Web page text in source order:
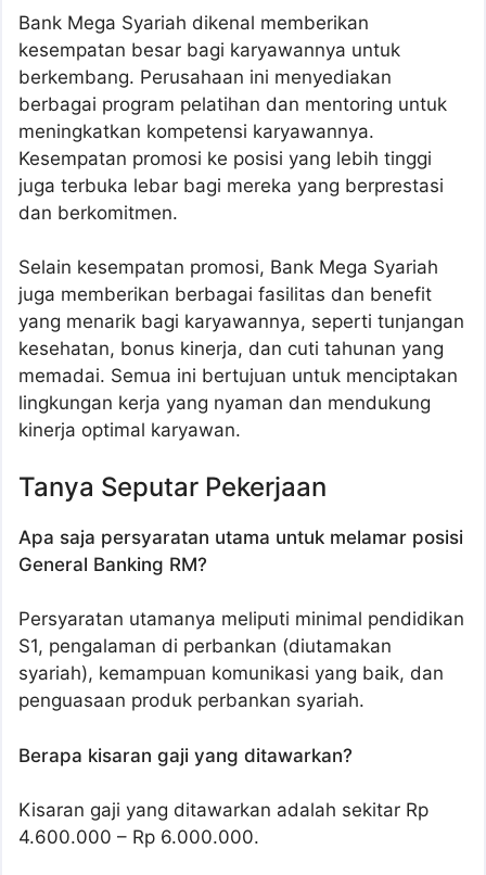
Bank Mega Syariah dikenal memberikan
kesempatan besar bagi karyawannya untuk
berkembang. Perusahaan ini menyediakan
berbagai program pelatihan dan mentoring untuk
meningkatkan kompetensi karyawannya.
Kesempatan promosi ke posisi yang lebih tinggi
juga terbuka lebar bagi mereka yang berprestasi
dan berkomitmen.
Selain kesempatan promosi, Bank Mega Syariah
juga memberikan berbagai fasilitas dan benefit
yang menarik bagi karyawannya, seperti tunjangan
kesehatan, bonus kinerja, dan cuti tahunan yang
memadai. Semua ini bertujuan untuk menciptakan
lingkungan kerja yang nyaman dan mendukung
kinerja optimal karyawan.
Tanya Seputar Pekerjaan
Apa saja persyaratan utama untuk melamar posisi
General Banking RM?
Persyaratan utamanya meliputi minimal pendidikan
S1, pengalaman di perbankan (diutamakan
syariah), kemampuan komunikasi yang baik, dan
penguasaan produk perbankan syariah.
Berapa kisaran gaji yang ditawarkan?
Kisaran gaji yang ditawarkan adalah sekitar Rp
4.600.000 – Rp 6.000.000.